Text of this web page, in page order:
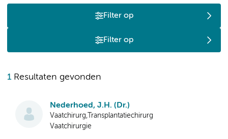
Filter op
Filter op
1Resultaten gevonden
Nederhoed, J.H. (Dr.)
Vaatchirurg,Transplantatiechirurg
Vaatchirurgie